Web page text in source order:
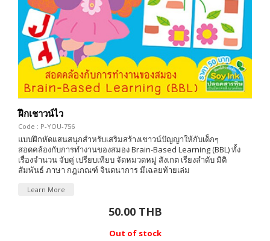
ฝึกเชาวน์ไว
Code : P-YOU-756
แบบฝึกหัดแสนสนุกสำหรับเสริมสร้างเชาวน์ปัญญาให้กับเด็กๆ
สอดคล้องกับการทำงานของสมอง Brain-Based Learning (BBL) ทั้ง
เรื่องจำนวน จับคู่ เปรียบเทียบ จัดหมวดหมู่ สังเกต เรียงลำดับ มิติ
สัมพันธ์ ภาษา กฎเกณฑ์ จินตนาการ มีเฉลยท้ายเล่ม
Learn More
50.00 THB
Out of stock